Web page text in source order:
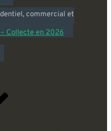
commercial et
– Collecte en 2026